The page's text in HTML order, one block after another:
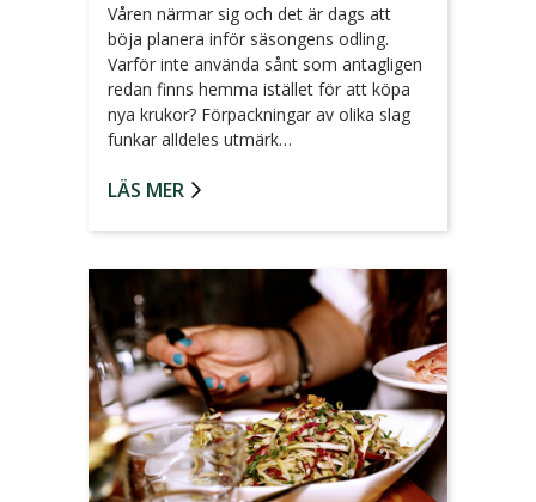
Våren närmar sig och det är dags att
böja planera inför säsongens odling.
Varför inte använda sånt som antagligen
redan finns hemma istället för att köpa
nya krukor? Förpackningar av olika slag
funkar alldeles utmärk…
LÄS MER